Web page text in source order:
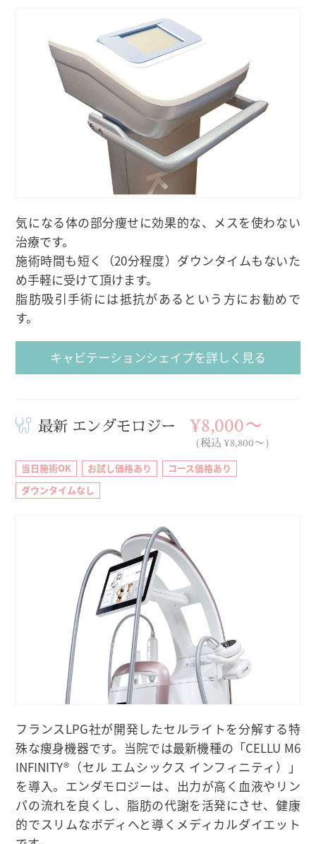
気になる体の部分痩せに効果的な、メスを使わない
治療です。
施術時間も短く（20分程度）ダウンタイムもないた
め手軽に受けて頂けます。
脂肪吸引手術には抵抗があるという方にお勧めで
す。
キャビテーションシェイプを詳しく見る
最新 エンダモロジー ¥8,000〜
（税込 ¥8,800〜）
当日施術OK お試し価格あり
コース価格あり
ダウンタイムなし
フランスLPG社が開発したセルライトを分解する特
殊な痩身機器です。当院では最新機種の「CELLU M6
INFINITY®（セル エムシックス インフィニティ）」
を導入。エンダモロジーは、出力が高く血液やリン
パの流れを良くし、脂肪の代謝を活発にさせ、健康
的でスリムなボディへと導くメディカルダイエット